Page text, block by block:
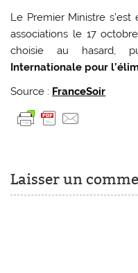
Le Premier Ministre
associations le 17
choisie au hasard,
Internationale pour
Source : FranceSoir
Laisser un